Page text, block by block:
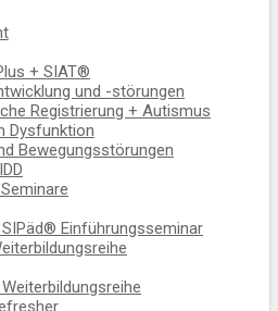
+ SIAT®
und -störungen
Registrierung + Autismus
Dysfunktion
Bewegungsstörungen
Einführungsseminar